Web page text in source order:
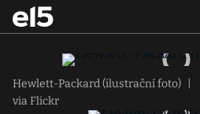
Hewlett-Packard (ilustrační foto)
via Flickr